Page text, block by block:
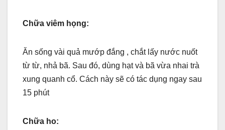
o
Chữa viêm họng:
Ăn sống vài quả mướp đắng , chắt lấy nước nuốt
từ từ, nhả bã. Sau đó, dùng hạt và bã vừa nhai trà
xung quanh cổ. Cách này sẽ có tác dụng ngay sau
15 phút
Chữa ho: